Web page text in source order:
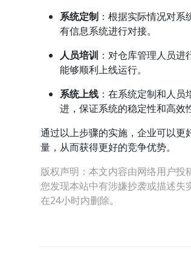
系统定制 ：根据实际情况对
有信息系统进行对接。
人员培训 ：对仓库管理人员
能够顺利上线运行。
系统上线 ：在系统定制和人
进，保证系统的稳定性和高效
通过以上步骤的实施，企业可以
量，从而获得更好的竞争优势。
版权声明：本文内容由网络用户
您发现本站中有涉嫌抄袭或描述
在24小时内删除。